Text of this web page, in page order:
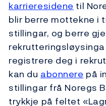
karrieresidene til
blir berre mottekne i
stillingar, og berre
registrere deg i
kan du abonnere på
stillingar frå Noregs
trykkje på feltet